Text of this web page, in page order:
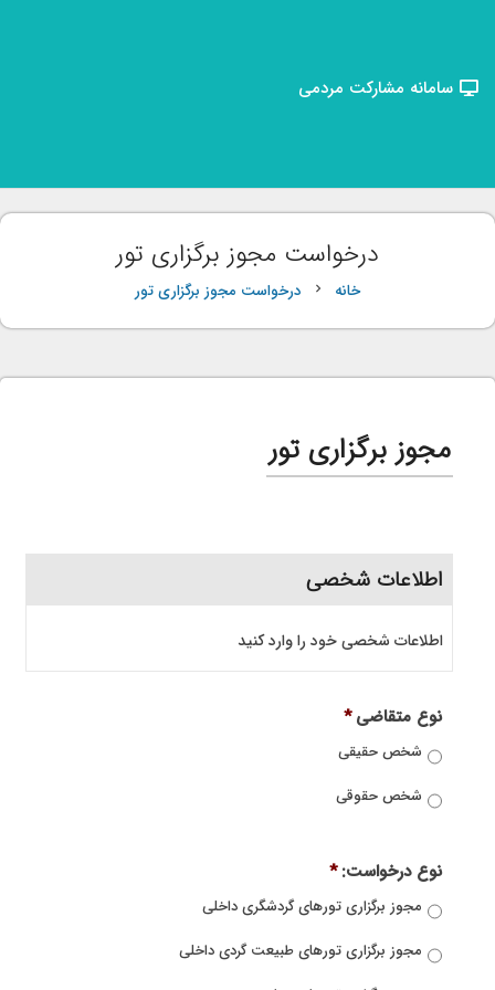
سامانه مشارکت مردمی
درخواست مجوز برگزاری تور
خانه chevron_right درخواست مجوز برگزاری تور
مجوز برگزاری تور
اطلاعات شخصی
اطلاعات شخصی خود را وارد کنید
نوع متقاضی *
شخص حقیقی
شخص حقوقی
نوع درخواست: *
مجوز برگزاری تورهای گردشگری داخلی
مجوز برگزاری تورهای طبیعت گردی داخلی